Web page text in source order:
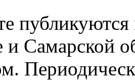
публикуются
и Самарской